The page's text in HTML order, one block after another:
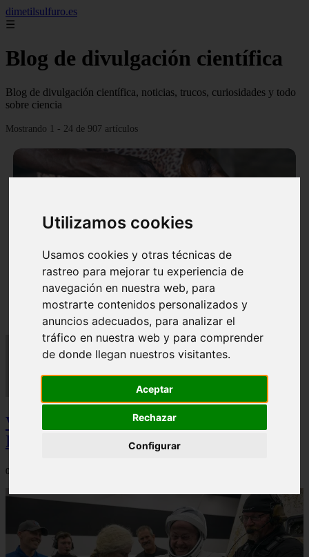
Utilizamos cookies
Usamos cookies y otras técnicas de
rastreo para mejorar tu experiencia de
navegación en nuestra web, para
mostrarte contenidos personalizados y
anuncios adecuados, para analizar el
tráfico en nuestra web y para comprender
de donde llegan nuestros visitantes.
Aceptar
Rechazar
Configurar
dimetilsulfuro.es
☰
Blog de divulgación científica
Blog de divulgación científica, noticias, trucos, curiosidades y todo
sobre ciencia
Mostrando 1 - 24 de 907 artículos
En África harán lo que parecía imposible: Utilizarán
moléculas de agua para cocinar sus alimentos
Video Advertencias desde la cúspide de la
IA: Hinton y el posible colapso social
06/03/2026